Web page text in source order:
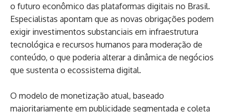
o futuro econômico das plataformas digitais no Brasil.
Especialistas apontam que as novas obrigações podem
exigir investimentos substanciais em infraestrutura
tecnológica e recursos humanos para moderação de
conteúdo, o que poderia alterar a dinâmica de negócios
que sustenta o ecossistema digital.
O modelo de monetização atual, baseado
majoritariamente em publicidade segmentada e coleta